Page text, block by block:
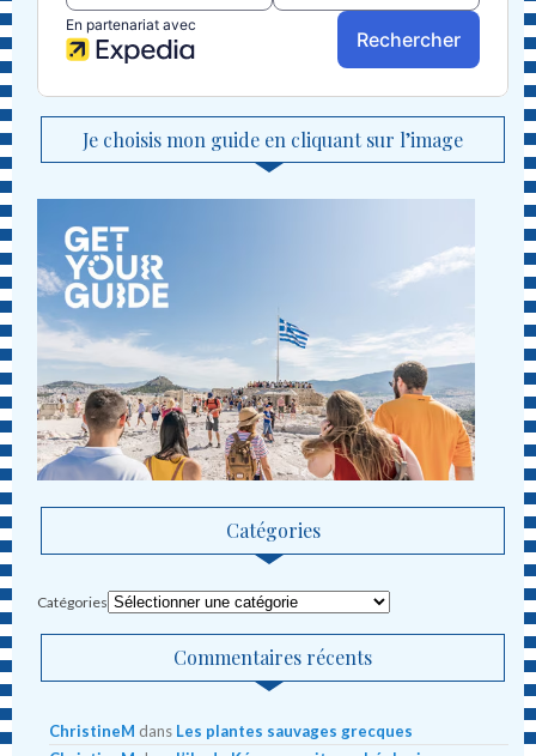
Je choisis mon guide en cliquant sur l’image
Catégories
Catégories
Commentaires récents
ChristineM dans Les plantes sauvages grecques